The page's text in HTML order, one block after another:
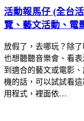
活動報馬仔 (全台
覽、藝文活動、電
放假了，去哪玩？除
也想聽聽音樂會、看
到適合的藝文或電影
機的話，可以試試看
用程式，裡面依…